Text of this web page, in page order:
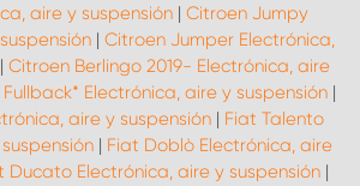
aire y suspensión| Citroen Jumpy
| Citroen Jumper Electrónica,
| Citroen Berlingo 2019- Electrónica, aire
Electrónica, aire y suspensión|
aire y suspensión | Fiat Talento
| Fiat Doblò Electrónica, aire
Ducato Electrónica, aire y suspensión |